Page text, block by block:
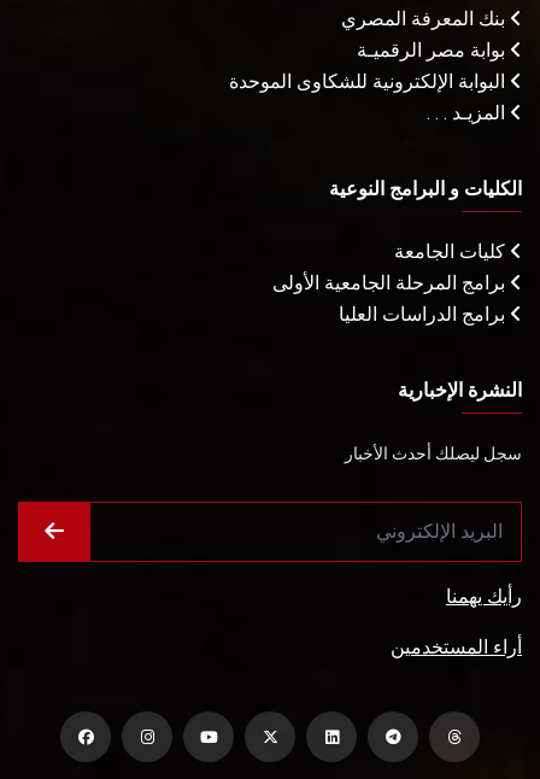
بنك المعرفة المصري
بوابة مصر الرقميـة
البوابة الإلكترونية للشكاوى الموحدة
المزيـد . . .
الكليات و البرامج النوعية
كليات الجامعة
برامج المرحلة الجامعية الأولى
برامج الدراسات العليا
النشرة الإخبارية
سجل ليصلك أحدث الأخبار
رأيك يهمنا
أراء المستخدمين